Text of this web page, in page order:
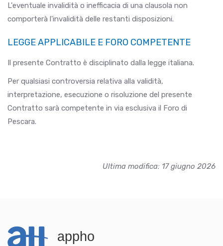
L'eventuale invalidità o inefficacia di una clausola non
comporterà l'invalidità delle restanti disposizioni.
LEGGE APPLICABILE E FORO COMPETENTE
Il presente Contratto è disciplinato dalla legge italiana.
Per qualsiasi controversia relativa alla validità,
interpretazione, esecuzione o risoluzione del presente
Contratto sarà competente in via esclusiva il Foro di
Pescara.
Ultima modifica: 17 giugno 2026
appho